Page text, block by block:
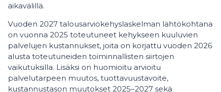
aikavälillä.
Vuoden 2027 talousarviokehyslaskelman lähtökohtana
on vuonna 2025 toteutuneet kehykseen kuuluvien
palvelujen kustannukset, joita on korjattu vuoden 2026
alusta toteutuneiden toiminnallisten siirtojen
vaikutuksilla. Lisäksi on huomioitu arvioitu
palvelutarpeen muutos, tuottavuustavoite,
kustannustason muutokset 2025–2027 sekä